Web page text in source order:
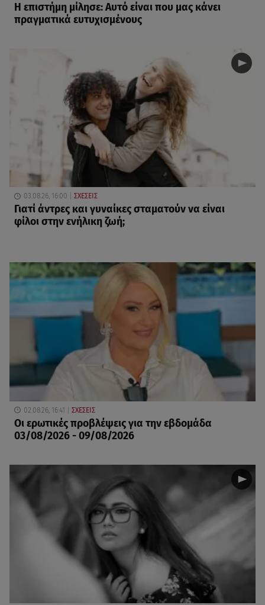
Η επιστήμη μίλησε: Αυτό είναι που μας κάνει
πραγματικά ευτυχισμένους
03.08.26, 16:00 ΣΧΕΣΕΙΣ
Γιατί άντρες και γυναίκες σταματούν να είναι
φίλοι στην ενήλικη ζωή;
02.08.26, 16:41 ΣΧΕΣΕΙΣ
Οι ερωτικές προβλέψεις για την εβδομάδα
03/08/2026 - 09/08/2026